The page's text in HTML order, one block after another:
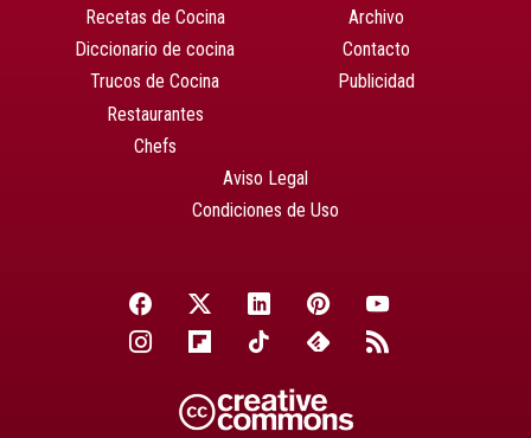
Recetas de Cocina
Diccionario de cocina
Trucos de Cocina
Restaurantes
Chefs
Archivo
Contacto
Publicidad
Aviso Legal
Condiciones de Uso